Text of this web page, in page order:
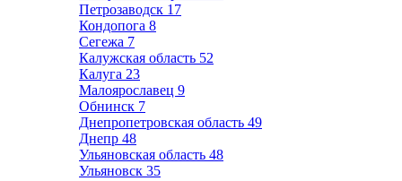
Петрозаводск 17
Кондопога 8
Сегежа 7
Калужская область 52
Калуга 23
Малоярославец 9
Обнинск 7
Днепропетровская область 49
Днепр 48
Ульяновская область 48
Ульяновск 35